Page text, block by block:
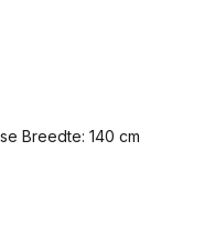
Breedte: 140 cm